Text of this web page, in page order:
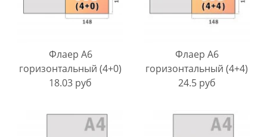
Флаер A6
горизонтальный (4+0)
18.03 руб
Флаер A6
горизонтальный (4+4)
24.5 руб